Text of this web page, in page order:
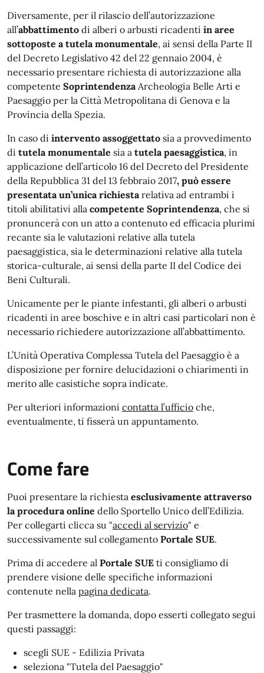
Diversamente, per il rilascio dell’autorizzazione
all’abbattimento di alberi o arbusti ricadenti in aree
sottoposte a tutela monumentale, ai sensi della Parte II
del Decreto Legislativo 42 del 22 gennaio 2004, è
necessario presentare richiesta di autorizzazione alla
competente SoprintendenzaArcheologia Belle Arti e
Paesaggio per la Città Metropolitana di Genova e la
Provincia della Spezia.
In caso di intervento assoggettato sia a provvedimento
di tutela monumentale sia a tutela paesaggistica, in
applicazione dell’articolo 16 del Decreto del Presidente
della Repubblica 31 del 13 febbraio 2017, può essere
presentata un’unica richiestarelativa ad entrambi i
titoli abilitativi alla competente Soprintendenza, che si
pronuncerà con un atto a contenuto ed efficacia plurimi
recante sia le valutazioni relative alla tutela
paesaggistica, sia le determinazioni relative alla tutela
storica-culturale, ai sensi della parte II del Codice dei
Beni Culturali.
Unicamente per le piante infestanti, gli alberi o arbusti
ricadenti in aree boschive e in altri casi particolari non è
necessario richiedere autorizzazione all’abbattimento.
L’Unità Operativa Complessa Tutela del Paesaggio è a
disposizione per fornire delucidazioni o chiarimenti in
merito alle casistiche sopra indicate.
Per ulteriori informazioni contatta l’ufficio che,
eventualmente, ti fisserà un appuntamento.
Come fare
Puoi presentare la richiesta esclusivamente attraverso
la procedura online dello Sportello Unico dell’Edilizia.
Per collegarti clicca su "accedi al servizio" e
successivamente sul collegamento Portale SUE.
Prima di accedere al Portale SUE ti consigliamo di
prendere visione delle specifiche informazioni
contenute nella pagina dedicata.
Per trasmettere la domanda, dopo esserti collegato segui
questi passaggi:
scegli SUE - Edilizia Privata
seleziona "Tutela del Paesaggio"